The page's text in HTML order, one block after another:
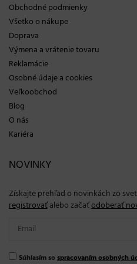
Obchodné podmienky
Všetko o nákupe
Doprava
Výmena a vrátenie tovaru
Reklamácie
Osobné údaje a cookies
Veľkoobchod
Blog
O nás
Kariéra
NOVINKY
Získajte prehľad o novinkách zo
registrovaťalebo začaťodoberať
Súhlasím so spracovaním osobných